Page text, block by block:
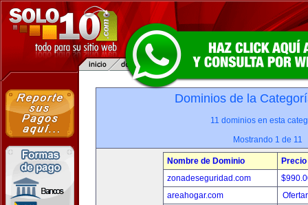
Dominios de la
11 dominios en esta
Mostrando 1 de 11
Nombre de Dominio
Precio
zonadeseguridad.com
areahogar.com